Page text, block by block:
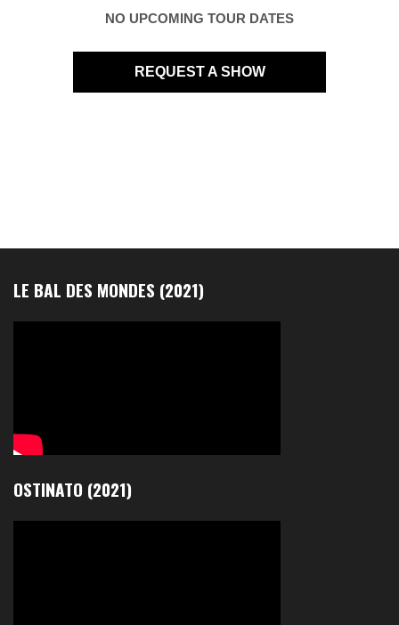
NO UPCOMING TOUR DATES
REQUEST A SHOW
LE BAL DES MONDES (2021)
OSTINATO (2021)